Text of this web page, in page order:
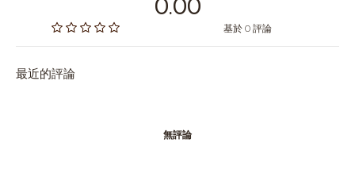
基於 0 評論
最近的評論
無評論